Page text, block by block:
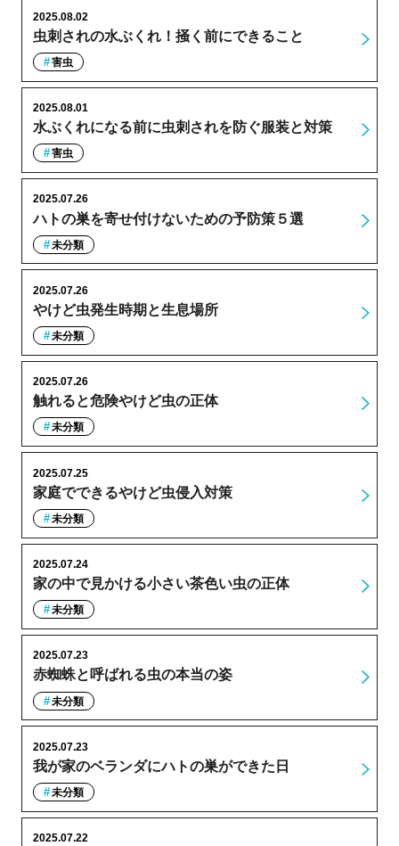
虫刺されの水ぶくれ！掻く前にできること
2025.08.02
害虫
水ぶくれになる前に虫刺されを防ぐ服装と対策
2025.08.01
害虫
ハトの巣を寄せ付けないための予防策５選
2025.07.26
未分類
やけど虫発生時期と生息場所
2025.07.26
未分類
触れると危険やけど虫の正体
2025.07.26
未分類
家庭でできるやけど虫侵入対策
2025.07.25
未分類
家の中で見かける小さい茶色い虫の正体
2025.07.24
未分類
赤蜘蛛と呼ばれる虫の本当の姿
2025.07.23
未分類
我が家のベランダにハトの巣ができた日
2025.07.23
未分類
2025.07.22